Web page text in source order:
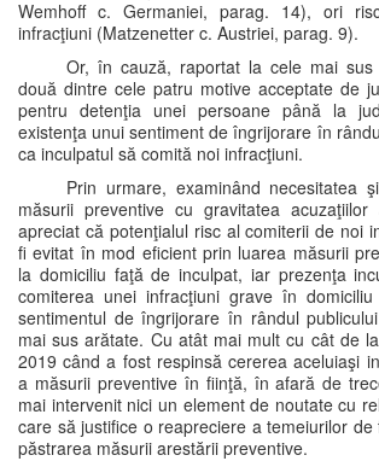
Wemhoff c. Germaniei, parag. 14), ori
infracţiuni (Matzenetter c. Austriei, parag. 9).
Or, în cauză, raportat la cele mai sus
două dintre cele patru motive acceptate de
pentru detenţia unei persoane până la
existenţa unui sentiment de îngrijorare în
ca inculpatul să comită noi infracţiuni.
Prin urmare, examinând necesitatea
măsurii preventive cu gravitatea
apreciat că potenţialul risc al comiterii de noi
fi evitat în mod eficient prin luarea măsurii
la domiciliu faţă de inculpat, iar prezenţa
comiterea unei infracţiuni grave în
sentimentul de îngrijorare în rândul
mai sus arătate. Cu atât mai mult cu cât de
2019 când a fost respinsă cererea aceluiaşi
a măsurii preventive în fiinţă, în afară de
mai intervenit nici un element de noutate cu
care să justifice o reapreciere a temeiurilor
păstrarea măsurii arestării preventive.